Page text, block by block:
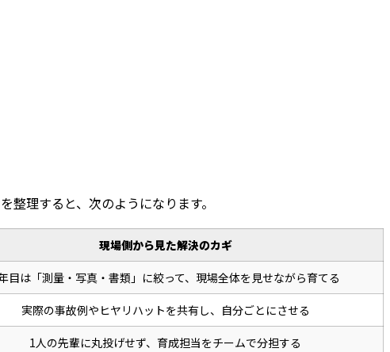
理すると、次のようになります。
現場側から見た解決のカギ
目は「測量・写真・書類」に絞って、現場全体を見せながら育てる
実際の事故例やヒヤリハットを共有し、自分ごとにさせる
1人の先輩に丸投げせず、育成担当をチームで分担する